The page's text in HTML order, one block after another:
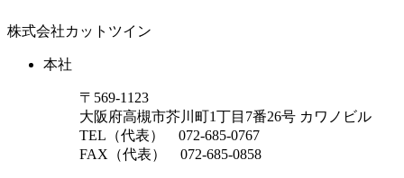
株式会社カットツイン
本社
〒569-1123
大阪府高槻市芥川町1丁目7番26号 カワノビル
TEL（代表） 072-685-0767
FAX（代表） 072-685-0858